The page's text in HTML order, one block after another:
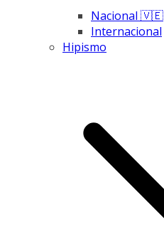
Nacional 🇻🇪
Internacional
Hipismo